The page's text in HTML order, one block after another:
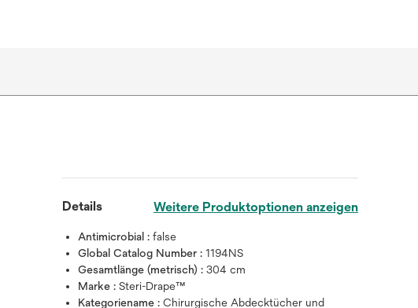
Details Weitere Produktoptionen anzeigen
Antimicrobial :false
Global Catalog Number :1194NS
Gesamtlänge (metrisch) :304 cm
Marke :Steri-Drape™
Kategoriename :Chirurgische Abdecktücher und